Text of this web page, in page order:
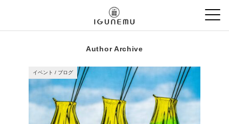
Author Archive
イベント / ブログ